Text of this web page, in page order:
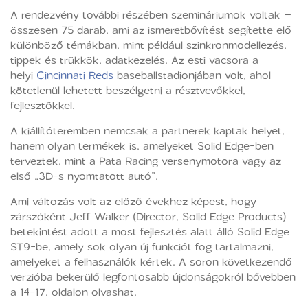
A rendezvény további részében szemináriumok voltak –
összesen 75 darab, ami az ismeretbővítést segítette elő
különböző témákban, mint például szinkronmodellezés,
tippek és trükkök, adatkezelés. Az esti vacsora a
helyi Cincinnati Reds baseballstadionjában volt, ahol
kötetlenül lehetett beszélgetni a résztvevőkkel,
fejlesztőkkel.
A kiállítóteremben nemcsak a partnerek kaptak helyet,
hanem olyan termékek is, amelyeket Solid Edge-ben
terveztek, mint a Pata Racing versenymotora vagy az
első „3D-s nyomtatott autó”.
Ami változás volt az előző évekhez képest, hogy
zárszóként Jeff Walker (Director, Solid Edge Products)
betekintést adott a most fejlesztés alatt álló Solid Edge
ST9-be, amely sok olyan új funkciót fog tartalmazni,
amelyeket a felhasználók kértek. A soron következendő
verzióba bekerülő legfontosabb újdonságokról bővebben
a 14-17. oldalon olvashat.